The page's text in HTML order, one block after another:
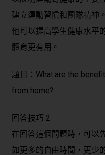
建立運動習慣和團隊精神
他可以提高學生健康水平
體育更有用。
題目：What are the
from home?
回答技巧 2
在回答這個問題時，可以
如更多的自由時間，更少